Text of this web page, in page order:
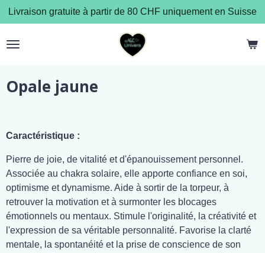
Passer
au
contenu
Livraison gratuite à partir de 80 CHF uniquement en Suisse
Opale jaune
Caractéristique :
Pierre de joie, de vitalité et d'épanouissement personnel.
Associée au chakra solaire, elle apporte confiance en soi,
optimisme et dynamisme. Aide à sortir de la torpeur, à
retrouver la motivation et à surmonter les blocages
émotionnels ou mentaux. Stimule l'originalité, la créativité et
l'expression de sa véritable personnalité. Favorise la clarté
mentale, la spontanéité et la prise de conscience de son